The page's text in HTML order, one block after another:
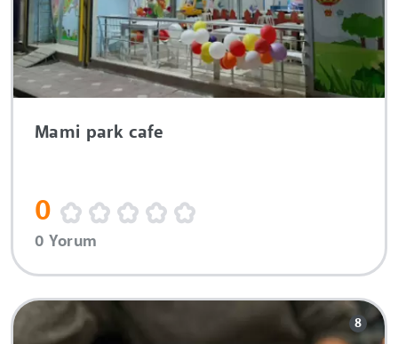
Mami park cafe
0
0 Yorum
8